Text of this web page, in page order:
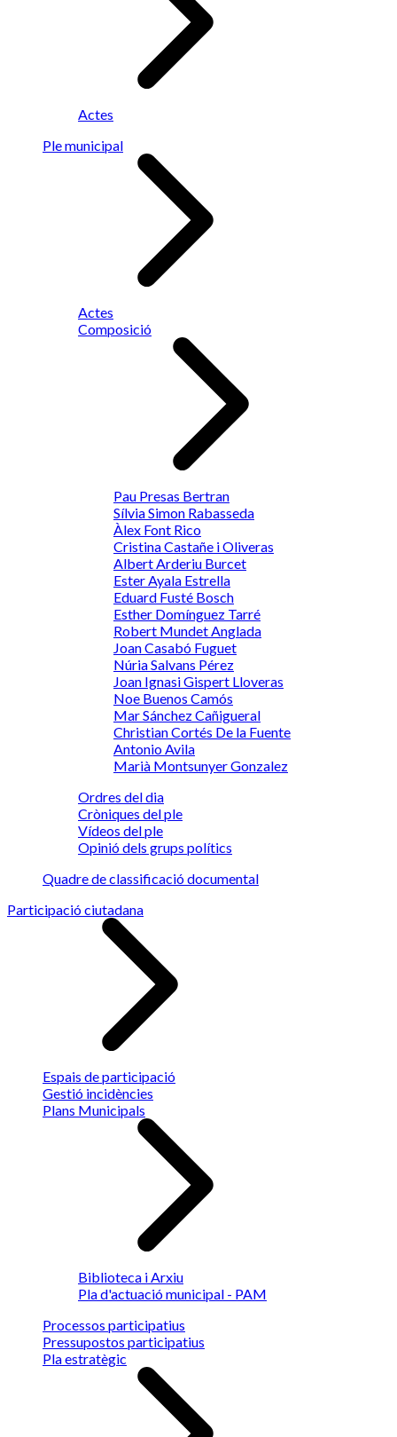
Actes
Ple municipal
Actes
Composició
Pau Presas Bertran
Sílvia Simon Rabasseda
Àlex Font Rico
Cristina Castañe i Oliveras
Albert Arderiu Burcet
Ester Ayala Estrella
Eduard Fusté Bosch
Esther Domínguez Tarré
Robert Mundet Anglada
Joan Casabó Fuguet
Núria Salvans Pérez
Joan Ignasi Gispert Lloveras
Noe Buenos Camós
Mar Sánchez Cañigueral
Christian Cortés De la Fuente
Antonio Avila
Marià Montsunyer Gonzalez
Ordres del dia
Cròniques del ple
Vídeos del ple
Opinió dels grups polítics
Quadre de classificació documental
Participació ciutadana
Espais de participació
Gestió incidències
Plans Municipals
Biblioteca i Arxiu
Pla d'actuació municipal - PAM
Processos participatius
Pressupostos participatius
Pla estratègic